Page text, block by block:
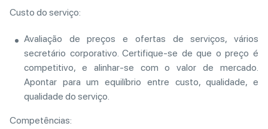
Custo do serviço:
Avaliação de preços e ofertas de serviços, vários
secretário corporativo. Certifique-se de que o preço é
competitivo, e alinhar-se com o valor de mercado.
Apontar para um equilíbrio entre custo, qualidade, e
qualidade do serviço.
Competências: